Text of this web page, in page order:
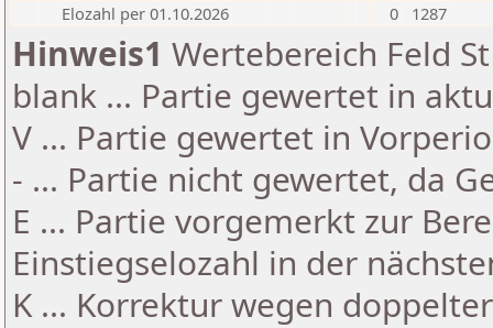
Elozahl per 01.10.2026
0 1287
Hinweis1 Wertebereich Feld
blank ... Partie gewertet in
V ... Partie gewertet in
- ... Partie nicht gewertet, da
E ... Partie vorgemerkt zur
Einstiegselozahl in der
K ... Korrektur wegen